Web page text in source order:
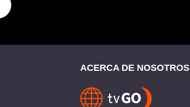
ACERCA DE NOSOTROS